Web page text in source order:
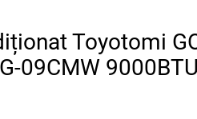
Toyotomi
09CMW 9000BTU